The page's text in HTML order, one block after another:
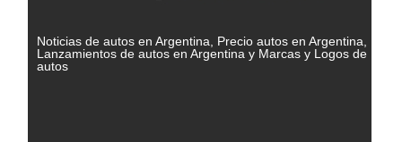
Noticias de autos en Argentina, Precio autos en Argentina,
Lanzamientos de autos en Argentina y Marcas y Logos de
autos